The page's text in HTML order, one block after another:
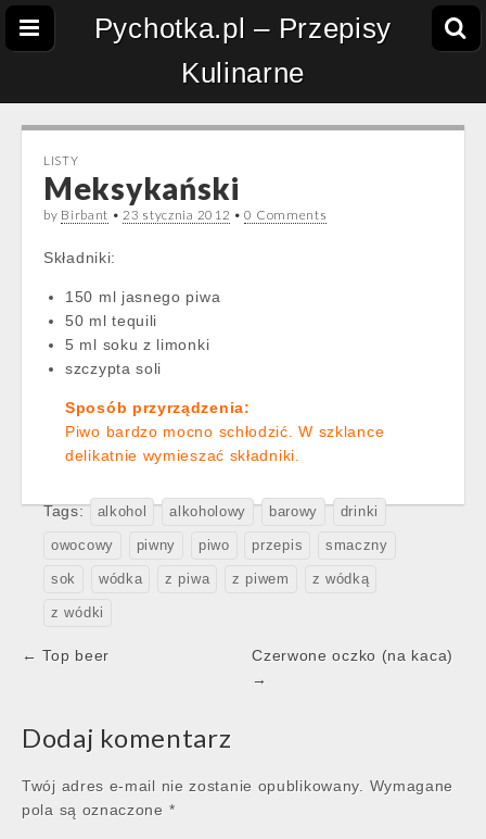
Pychotka.pl – Przepisy
Kulinarne
LISTY
Meksykański
by Birbant •23 stycznia 2012 •0 Comments
Składniki:
150 ml jasnego piwa
50 ml tequili
5 ml soku z limonki
szczypta soli
Sposób przyrządzenia:
Piwo bardzo mocno schłodzić. W szklance
delikatnie wymieszać składniki.
Tags: alkohol alkoholowy barowy drinki
owocowy piwny piwo przepis smaczny
sok wódka z piwa z piwem z wódką
z wódki
Post
← Top beer
Czerwone oczko (na kaca)
→
Dodaj komentarz
Twój adres e-mail nie zostanie opublikowany.
Wymagane
pola są oznaczone *